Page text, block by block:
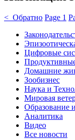
< Обратно Page 1
Цифровые
Домашние
Зообизнес
Наука и
Мировая
Образование
Аналитика
Видео
Все новости